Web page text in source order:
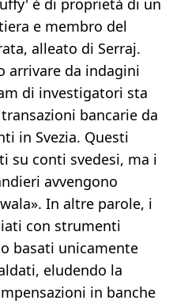
è di proprietà di un
e membro del
alleato di Serraj.
arrivare da indagini
di investigatori sta
bancarie da
in Svezia. Questi
su conti svedesi, ma i
avvengono
In altre parole, i
con strumenti
basati unicamente
eludendo la
in banche